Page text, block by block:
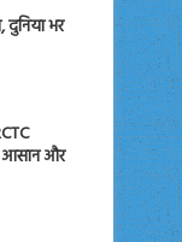
भर
आसान और